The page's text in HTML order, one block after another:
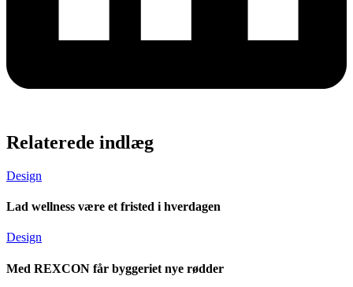
Relaterede indlæg
Design
Lad wellness være et fristed i hverdagen
Design
Med REXCON får byggeriet nye rødder